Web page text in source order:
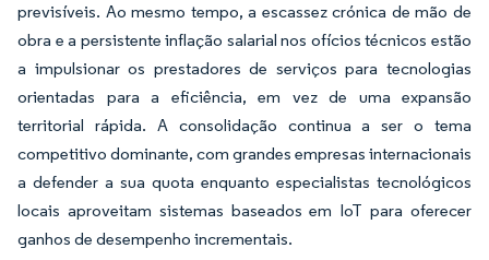
previsíveis. Ao mesmo tempo, a escassez crónica de mão de
obra e a persistente inflação salarial nos ofícios técnicos estão
a impulsionar os prestadores de serviços para tecnologias
orientadas para a eficiência, em vez de uma expansão
territorial rápida. A consolidação continua a ser o tema
competitivo dominante, com grandes empresas internacionais
a defender a sua quota enquanto especialistas tecnológicos
locais aproveitam sistemas baseados em IoT para oferecer
ganhos de desempenho incrementais.